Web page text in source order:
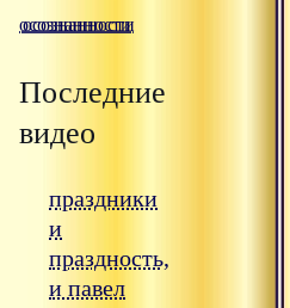
осознанности
осознанности
Последние
видео
праздники
и
праздность,
и павел